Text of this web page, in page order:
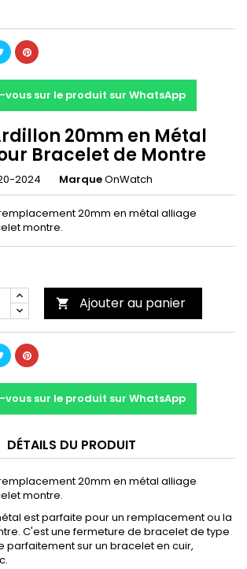
vous sur le produit sur WhatsApp
20mm en Métal
Bracelet de Montre
2024 MarqueOnWatch
20mm en métal alliage
montre.
 Ajouter au panier
vous sur le produit sur WhatsApp
DÉTAILS DU PRODUIT
20mm en métal alliage
montre.
est parfaite pour un remplacement ou la
C'est une fermeture de bracelet de type
parfaitement sur un bracelet en cuir,